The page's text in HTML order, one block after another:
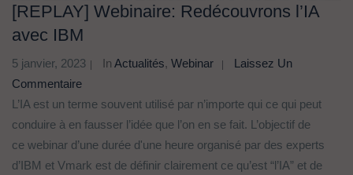
[REPLAY] Webinaire: Redécouvrons l’IA
avec IBM
5 janvier, 2023 In Actualités, Webinar
Laissez Un
Commentaire
L’IA est un terme souvent utilisé par n’importe qui ce qui peut
conduire à en fausser l’idée que l’on en se fait. L’objectif de
ce webinar d’une durée d'une heure organisé par des experts
d’IBM et Vmark est de définir clairement ce qu’est “l’IA” et de